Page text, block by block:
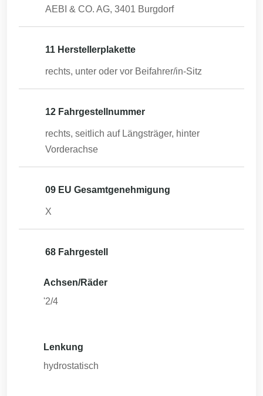
AEBI & CO. AG, 3401 Burgdorf
11 Herstellerplakette
rechts, unter oder vor Beifahrer/in-Sitz
12 Fahrgestellnummer
rechts, seitlich auf Längsträger, hinter
Vorderachse
09 EU Gesamtgenehmigung
X
68 Fahrgestell
Achsen/Räder
'2/4
Lenkung
hydrostatisch